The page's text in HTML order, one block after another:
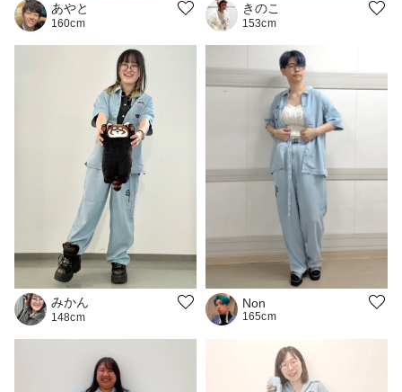
あやと
160cm
きのこ
153cm
みかん
148cm
Non
165cm